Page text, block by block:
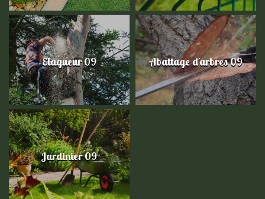
Elagueur 09 Abattage d'arbres 09
Jardinier 09